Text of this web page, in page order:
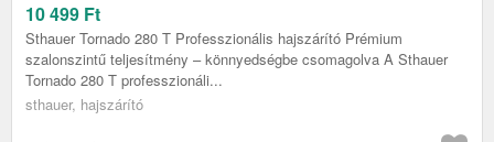
10 499 Ft
Sthauer Tornado 280 T Professzionális hajszárító Prémium
szalonszintű teljesítmény – könnyedségbe csomagolva A Sthauer
Tornado 280 T professzionáli...
sthauer, hajszárító